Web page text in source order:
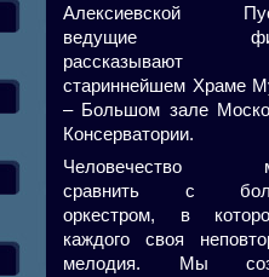
Алексиевской
ведущие
стариннейшем Храме
– Большом зале
Консерватории.
Человечество
сравнить с
оркестром, в
каждого своя
мелодия. Мы